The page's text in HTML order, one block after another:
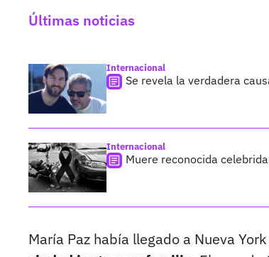
Últimas noticias
Internacional
Se revela la verdadera
Internacional
Muere reconocida
María Paz había llegado a Nueva